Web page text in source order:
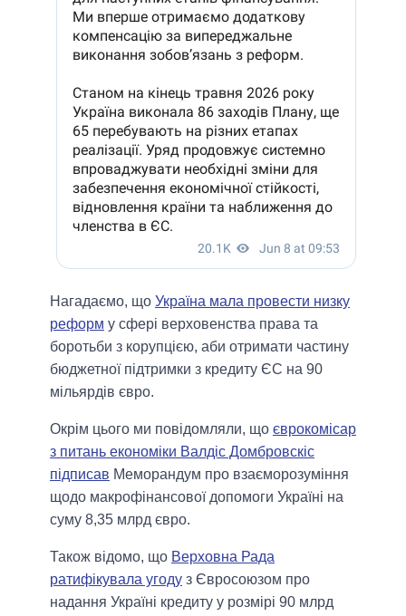
Нагадаємо, що Україна мала провести низку
реформ у сфері верховенства права та
боротьби з корупцією, аби отримати частину
бюджетної підтримки з кредиту ЄС на 90
мільярдів євро.
Окрім цього ми повідомляли, що єврокомісар
з питань економіки Валдіс Домбровскіс
підписав Меморандум про взаєморозуміння
щодо макрофінансової допомоги Україні на
суму 8,35 млрд євро.
Також відомо, що Верховна Рада
ратифікувала угоду з Євросоюзом про
надання Україні кредиту у розмірі 90 млрд